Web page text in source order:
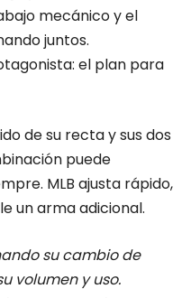
mecánico y el
juntos.
el plan para
de su recta y sus dos
puede
MLB ajusta rápido,
un arma adicional.
su cambio de
volumen y uso.